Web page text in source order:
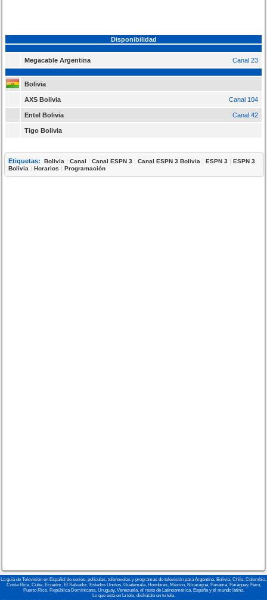
Disponibilidad
Megacable Argentina Canal 23
Bolivia
AXS Bolivia Canal 104
Entel Bolivia Canal 42
Tigo Bolivia
Etiquetas: Bolivia |Canal |Canal ESPN 3 |Canal ESPN 3 Bolivia |ESPN 3 |ESPN 3
Bolivia |Horarios |Programación
La guía de Televisión en Español de series, películas, telenovelas y programas de televisión para Argentina, Bolivia, Chile, Colombia,
Costa Rica, Cuba, Ecuador, El Salvador, Estados Unidos, Guatemala, Honduras, México, Nicaragua, Panamá, Paraguay, Perú,
Puerto Rico, República Dominicana, Uruguay, Venezuela, el resto de Latinoamérica, España y el mundo latino.
Lo que está en la tele, disfrútalo en tu tele.